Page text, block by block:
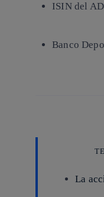
ISIN del
Banco
La